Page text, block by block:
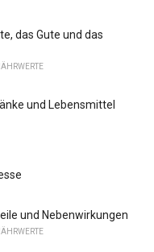
das Gute und das
und Lebensmittel
und Nebenwirkungen